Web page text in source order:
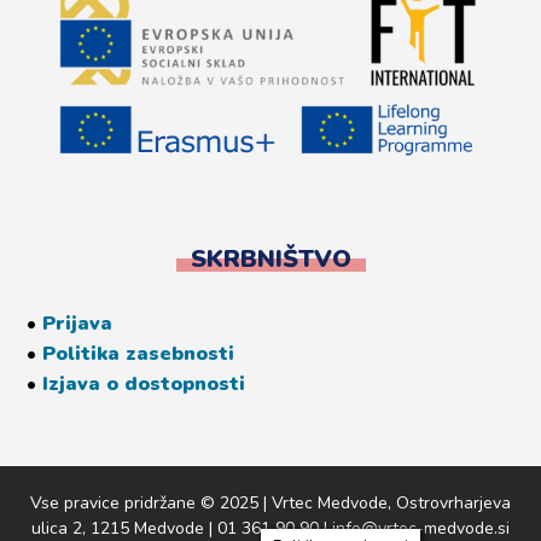
SKRBNIŠTVO
• Prijava
• Politika zasebnosti
• Izjava o dostopnosti
Vse pravice pridržane © 2025 | Vrtec Medvode, Ostrovrharjeva
ulica 2, 1215 Medvode | 01 361 90 90 | info@vrtec-medvode.si